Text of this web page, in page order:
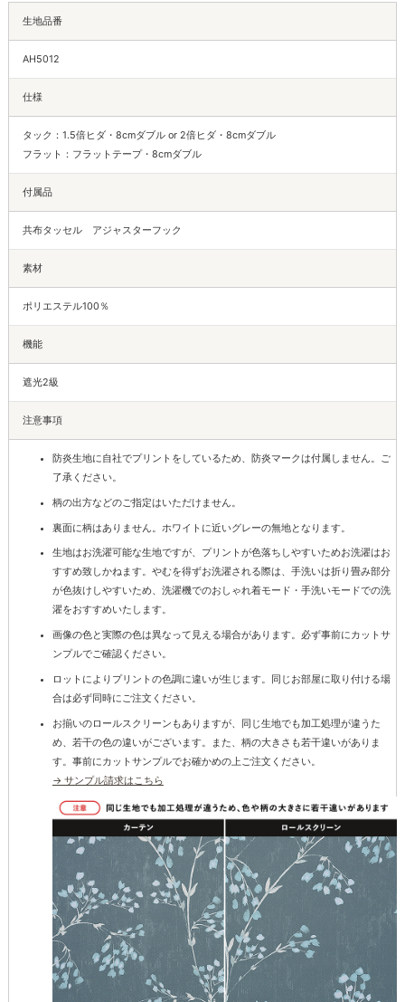
生地品番
AH5012
仕様
タック：1.5倍ヒダ・8cmダブル or 2倍ヒダ・8cmダブル
フラット：フラットテープ・8cmダブル
付属品
共布タッセル アジャスターフック
素材
ポリエステル100％
機能
遮光2級
注意事項
防炎生地に自社でプリントをしているため、防炎マークは付属しません。ご
了承ください。
柄の出方などのご指定はいただけません。
裏面に柄はありません。ホワイトに近いグレーの無地となります。
生地はお洗濯可能な生地ですが、プリントが色落ちしやすいためお洗濯はお
すすめ致しかねます。やむを得ずお洗濯される際は、手洗いは折り畳み部分
が色抜けしやすいため、洗濯機でのおしゃれ着モード・手洗いモードでの洗
濯をおすすめいたします。
画像の色と実際の色は異なって見える場合があります。必ず事前にカットサ
ンプルでご確認ください。
ロットによりプリントの色調に違いが生じます。同じお部屋に取り付ける場
合は必ず同時にご注文ください。
お揃いのロールスクリーンもありますが、同じ生地でも加工処理が違うた
め、若干の色の違いがございます。また、柄の大きさも若干違いがありま
す。事前にカットサンプルでお確かめの上ご注文ください。
→ サンプル請求はこちら